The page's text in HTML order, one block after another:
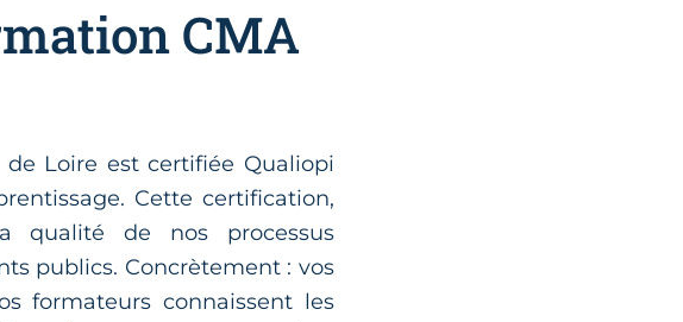
CMA
Loire est certifiée Qualiopi
Cette certification,
qualité de nos processus
publics. Concrètement : vos
formateurs connaissent les